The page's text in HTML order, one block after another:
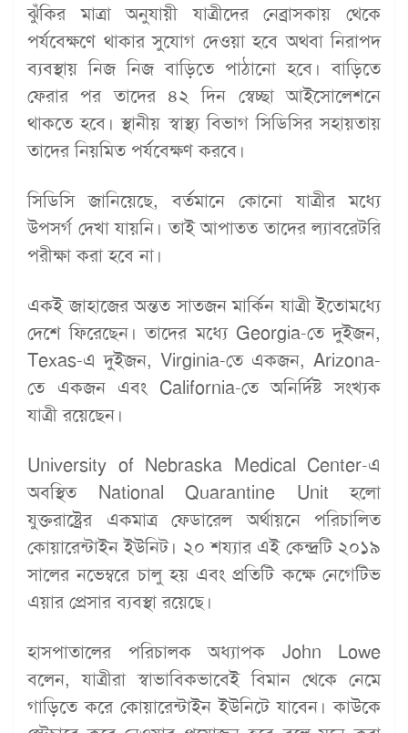
ঝুঁকির মাত্রা অনুযায়ী যাত্রীদের নেব্রাসকায় থেকে
পর্যবেক্ষণে থাকার সুযোগ দেওয়া হবে অথবা নিরাপদ
ব্যবস্থায় নিজ নিজ বাড়িতে পাঠানো হবে। বাড়িতে
ফেরার পর তাদের ৪২ দিন স্বেচ্ছা আইসোলেশনে
থাকতে হবে। স্থানীয় স্বাস্থ্য বিভাগ সিডিসির সহায়তায়
তাদের নিয়মিত পর্যবেক্ষণ করবে।
সিডিসি জানিয়েছে, বর্তমানে কোনো যাত্রীর মধ্যে
উপসর্গ দেখা যায়নি। তাই আপাতত তাদের ল্যাবরেটরি
পরীক্ষা করা হবে না।
একই জাহাজের অন্তত সাতজন মার্কিন যাত্রী ইতোমধ্যে
দেশে ফিরেছেন। তাদের মধ্যে Georgia-তে দুইজন,
Texas-এ দুইজন, Virginia-তে একজন, Arizona-
তে একজন এবং California-তে অনির্দিষ্ট সংখ্যক
যাত্রী রয়েছেন।
University of Nebraska Medical Center-এ
অবস্থিত National Quarantine Unit হলো
যুক্তরাষ্ট্রের একমাত্র ফেডারেল অর্থায়নে পরিচালিত
কোয়ারেন্টাইন ইউনিট। ২০ শয্যার এই কেন্দ্রটি ২০১৯
সালের নভেম্বরে চালু হয় এবং প্রতিটি কক্ষে নেগেটিভ
এয়ার প্রেসার ব্যবস্থা রয়েছে।
হাসপাতালের পরিচালক অধ্যাপক John Lowe
বলেন, যাত্রীরা স্বাভাবিকভাবেই বিমান থেকে নেমে
গাড়িতে করে কোয়ারেন্টাইন ইউনিটে যাবেন। কাউকে